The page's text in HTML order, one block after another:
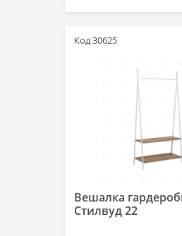
Код 30625
Вешалка
Стилвуд 22